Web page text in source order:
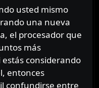
una nueva
el procesador que
más
considerando
entonces
confundirse entre